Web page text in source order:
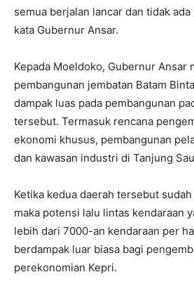
semua berjalan lancar dan tidak
kata Gubernur Ansar.
Kepada Moeldoko, Gubernur Ansar
pembangunan jembatan Batam
dampak luas pada pembangunan
tersebut. Termasuk rencana
ekonomi khusus, pembangunan
dan kawasan industri di Tanjung
Ketika kedua daerah tersebut
maka potensi lalu lintas kendaraan
lebih dari 7000-an kendaraan per
berdampak luar biasa bagi
perekonomian Kepri.